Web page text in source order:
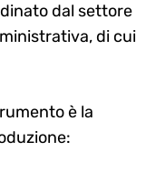
dal settore
di cui
è la